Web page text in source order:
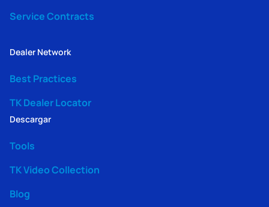
Service Contracts
Dealer Network
Best Practices
TK Dealer Locator
Descargar
Tools
TK Video Collection
Blog